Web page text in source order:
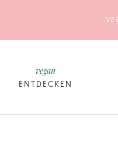
ENTDECKEN
vegan